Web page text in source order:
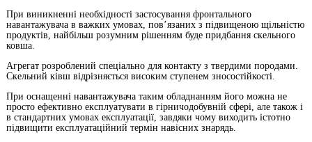
При виникненні необхідності застосування фронтального
навантажувача в важких умовах, пов’язаних з підвищеною щільністю
продуктів, найбільш розумним рішенням буде придбання скельного
ковша.
Агрегат розроблений спеціально для контакту з твердими породами.
Скельний ківш відрізняється високим ступенем зносостійкості.
При оснащенні навантажувача таким обладнанням його можна не
просто ефективно експлуатувати в гірничодобувній сфері, але також і
в стандартних умовах експлуатації, завдяки чому виходить істотно
підвищити експлуатаційний термін навісних знарядь.